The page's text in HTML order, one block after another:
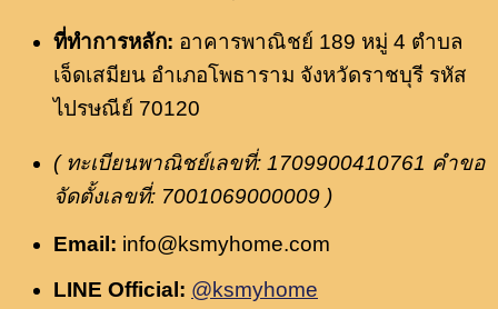
ที่ทำการหลัก: อาคารพาณิชย์ 189 หมู่ 4 ตำบล
เจ็ดเสมียน อำเภอโพธาราม จังหวัดราชบุรี รหัส
ไปรษณีย์ 70120
( ทะเบียนพาณิชย์เลขที่: 1709900410761 คำขอ
จัดตั้งเลขที่: 7001069000009 )
Email: info@ksmyhome.com
LINE Official: @ksmyhome